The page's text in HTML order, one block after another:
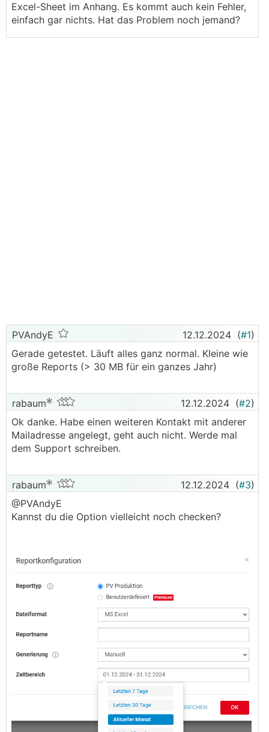
Excel-Sheet im Anhang. Es kommt auch kein Fehler,
einfach gar nichts. Hat das Problem noch jemand?
PVAndyE 12.12.2024 (#1)
Gerade getestet. Läuft alles ganz normal. Kleine wie
große Reports (> 30 MB für ein ganzes Jahr)
rabaum 12.12.2024 (#2)
Ok danke. Habe einen weiteren Kontakt mit anderer
Mailadresse angelegt, geht auch nicht. Werde mal
dem Support schreiben.
rabaum 12.12.2024 (#3)
@PVAndyE
Kannst du die Option vielleicht noch checken?